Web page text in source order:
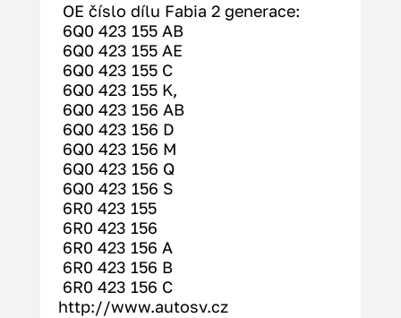
OE číslo dílu Fabia 2 generace:
6Q0 423 155 AB
6Q0 423 155 AE
6Q0 423 155 C
6Q0 423 155 K,
6Q0 423 156 AB
6Q0 423 156 D
6Q0 423 156 M
6Q0 423 156 Q
6Q0 423 156 S
6R0 423 155
6R0 423 156
6R0 423 156 A
6R0 423 156 B
6R0 423 156 C
http://www.autosv.cz